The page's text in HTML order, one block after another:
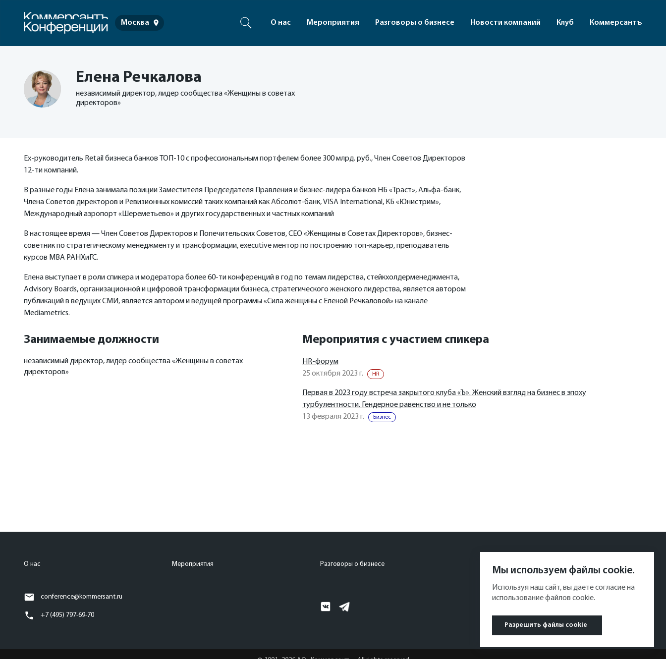
Москва О нас Мероприятия Разговоры о бизнесе Новости компаний Клуб Коммерсантъ
Елена Речкалова
независимый директор, лидер сообщества «Женщины в советах
директоров»
Ex-руководитель Retail бизнеса банков ТОП-10 с профессиональным портфелем более 300 млрд. руб., Член Советов Директоров
12-ти компаний.
В разные годы Елена занимала позиции Заместителя Председателя Правления и бизнес-лидера банков НБ «Траст», Альфа-банк,
Члена Советов директоров и Ревизионных комиссий таких компаний как Абсолют-банк, VISA International, КБ «Юнистрим»,
Международный аэропорт «Шереметьево» и других государственных и частных компаний
В настоящее время — Член Советов Директоров и Попечительских Советов, СЕО «Женщины в Советах Директоров», бизнес-
советник по стратегическому менеджменту и трансформации, executive ментор по построению топ-карьер, преподаватель
курсов MBA РАНХиГС.
Елена выступает в роли спикера и модератора более 60-ти конференций в год по темам лидерства, стейкхолдерменеджмента,
Advisory Boards, организационной и цифровой трансформации бизнеса, стратегического женского лидерства, является автором
публикаций в ведущих СМИ, является автором и ведущей программы «Сила женщины с Еленой Речкаловой» на канале
Mediametrics.
Занимаемые должности
независимый директор, лидер сообщества «Женщины в советах
директоров»
Мероприятия с участием спикера
HR-форум
25 октября 2023 г.
HR
Первая в 2023 году встреча закрытого клуба «Ъ». Женский взгляд на бизнес в эпоху
турбулентности. Гендерное равенство и не только
13 февраля 2023 г.
Бизнес
О нас Мероприятия Разговоры о бизнесе
conference@kommersant.ru
+7 (495) 797-69-70
© 1991–2026 АО «Коммерсантъ». All rights reserved
Мы используем файлы cookie.
Используя наш сайт, вы даете согласие на
использование файлов cookie.
Разрешить файлы cookie